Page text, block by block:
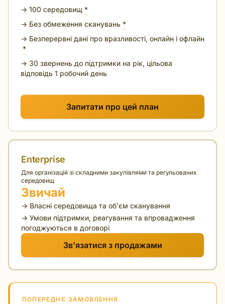
→ 100 середовищ *
→ Без обмеження сканувань *
→ Безперервні дані про вразливості, онлайн і офлайн
*
→ 30 звернень до підтримки на рік, цільова
відповідь 1 робочий день
Запитати про цей план
Enterprise
Для організацій зі складними закупівлями та регульованих
середовищ
Звичай
→ Власні середовища та об'єм сканування
→ Умови підтримки, реагування та впровадження
погоджуються в договорі
Зв’язатися з продажами
ПОПЕРЕДНЄ ЗАМОВЛЕННЯ